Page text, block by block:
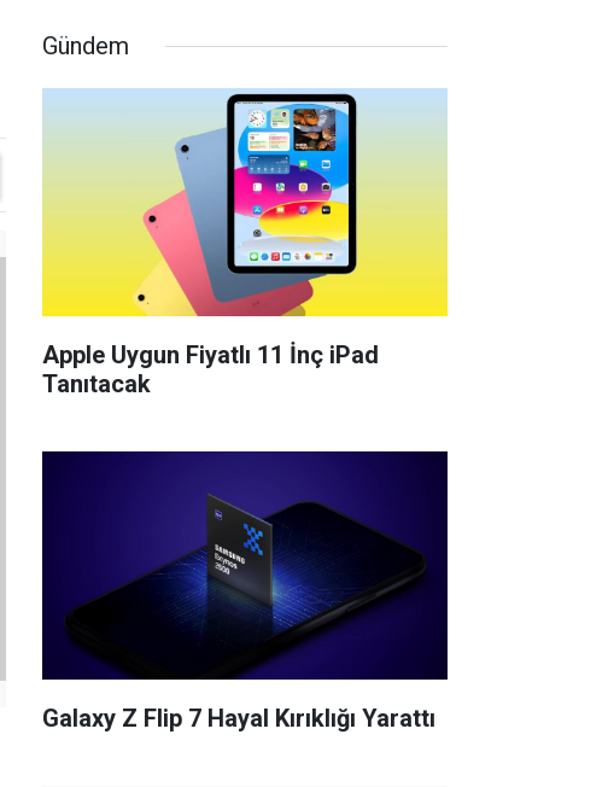
Gündem
Apple Uygun Fiyatlı 11 İnç iPad
Tanıtacak
Galaxy Z Flip 7 Hayal Kırıklığı Yarattı